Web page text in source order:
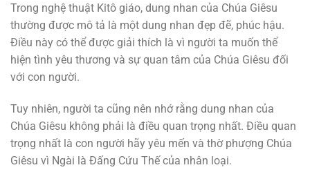
Trong nghệ thuật Kitô giáo, dung nhan của Chúa Giêsu
thường được mô tả là một dung nhan đẹp đẽ, phúc hậu.
Điều này có thể được giải thích là vì người ta muốn thể
hiện tình yêu thương và sự quan tâm của Chúa Giêsu đối
với con người.
Tuy nhiên, người ta cũng nên nhớ rằng dung nhan của
Chúa Giêsu không phải là điều quan trọng nhất. Điều quan
trọng nhất là con người hãy yêu mến và thờ phượng Chúa
Giêsu vì Ngài là Đấng Cứu Thế của nhân loại.